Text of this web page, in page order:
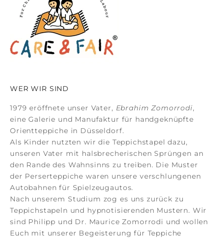
WER WIR SIND
1979 eröffnete unser Vater, Ebrahim Zomorrodi,
eine Galerie und Manufaktur für handgeknüpfte
Orientteppiche in Düsseldorf.
Als Kinder nutzten wir die Teppichstapel dazu,
unseren Vater mit halsbrecherischen Sprüngen an
den Rande des Wahnsinns zu treiben. Die Muster
der Perserteppiche waren unsere verschlungenen
Autobahnen für Spielzeugautos.
Nach unserem Studium zog es uns zurück zu
Teppichstapeln und hypnotisierenden Mustern. Wir
sind Philipp und Dr. Maurice Zomorrodi und wollen
Euch mit unserer Begeisterung für Teppiche